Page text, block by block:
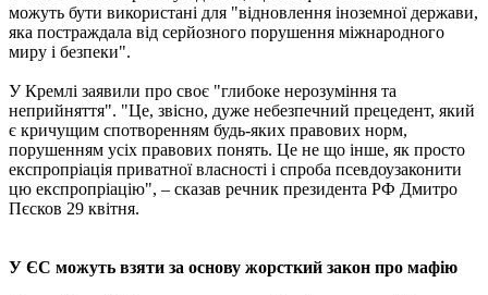
можуть бути використані для "відновлення іноземної держави,
яка постраждала від серйозного порушення міжнародного
миру і безпеки".
У Кремлі заявили про своє "глибоке нерозуміння та
неприйняття". "Це, звісно, дуже небезпечний прецедент, який
є кричущим спотворенням будь-яких правових норм,
порушенням усіх правових понять. Це не що інше, як просто
експропріація приватної власності і спроба псевдоузаконити
цю експропріацію", – сказав речник президента РФ Дмитро
Пєсков 29 квітня.
У ЄС можуть взяти за основу жорсткий закон про мафію